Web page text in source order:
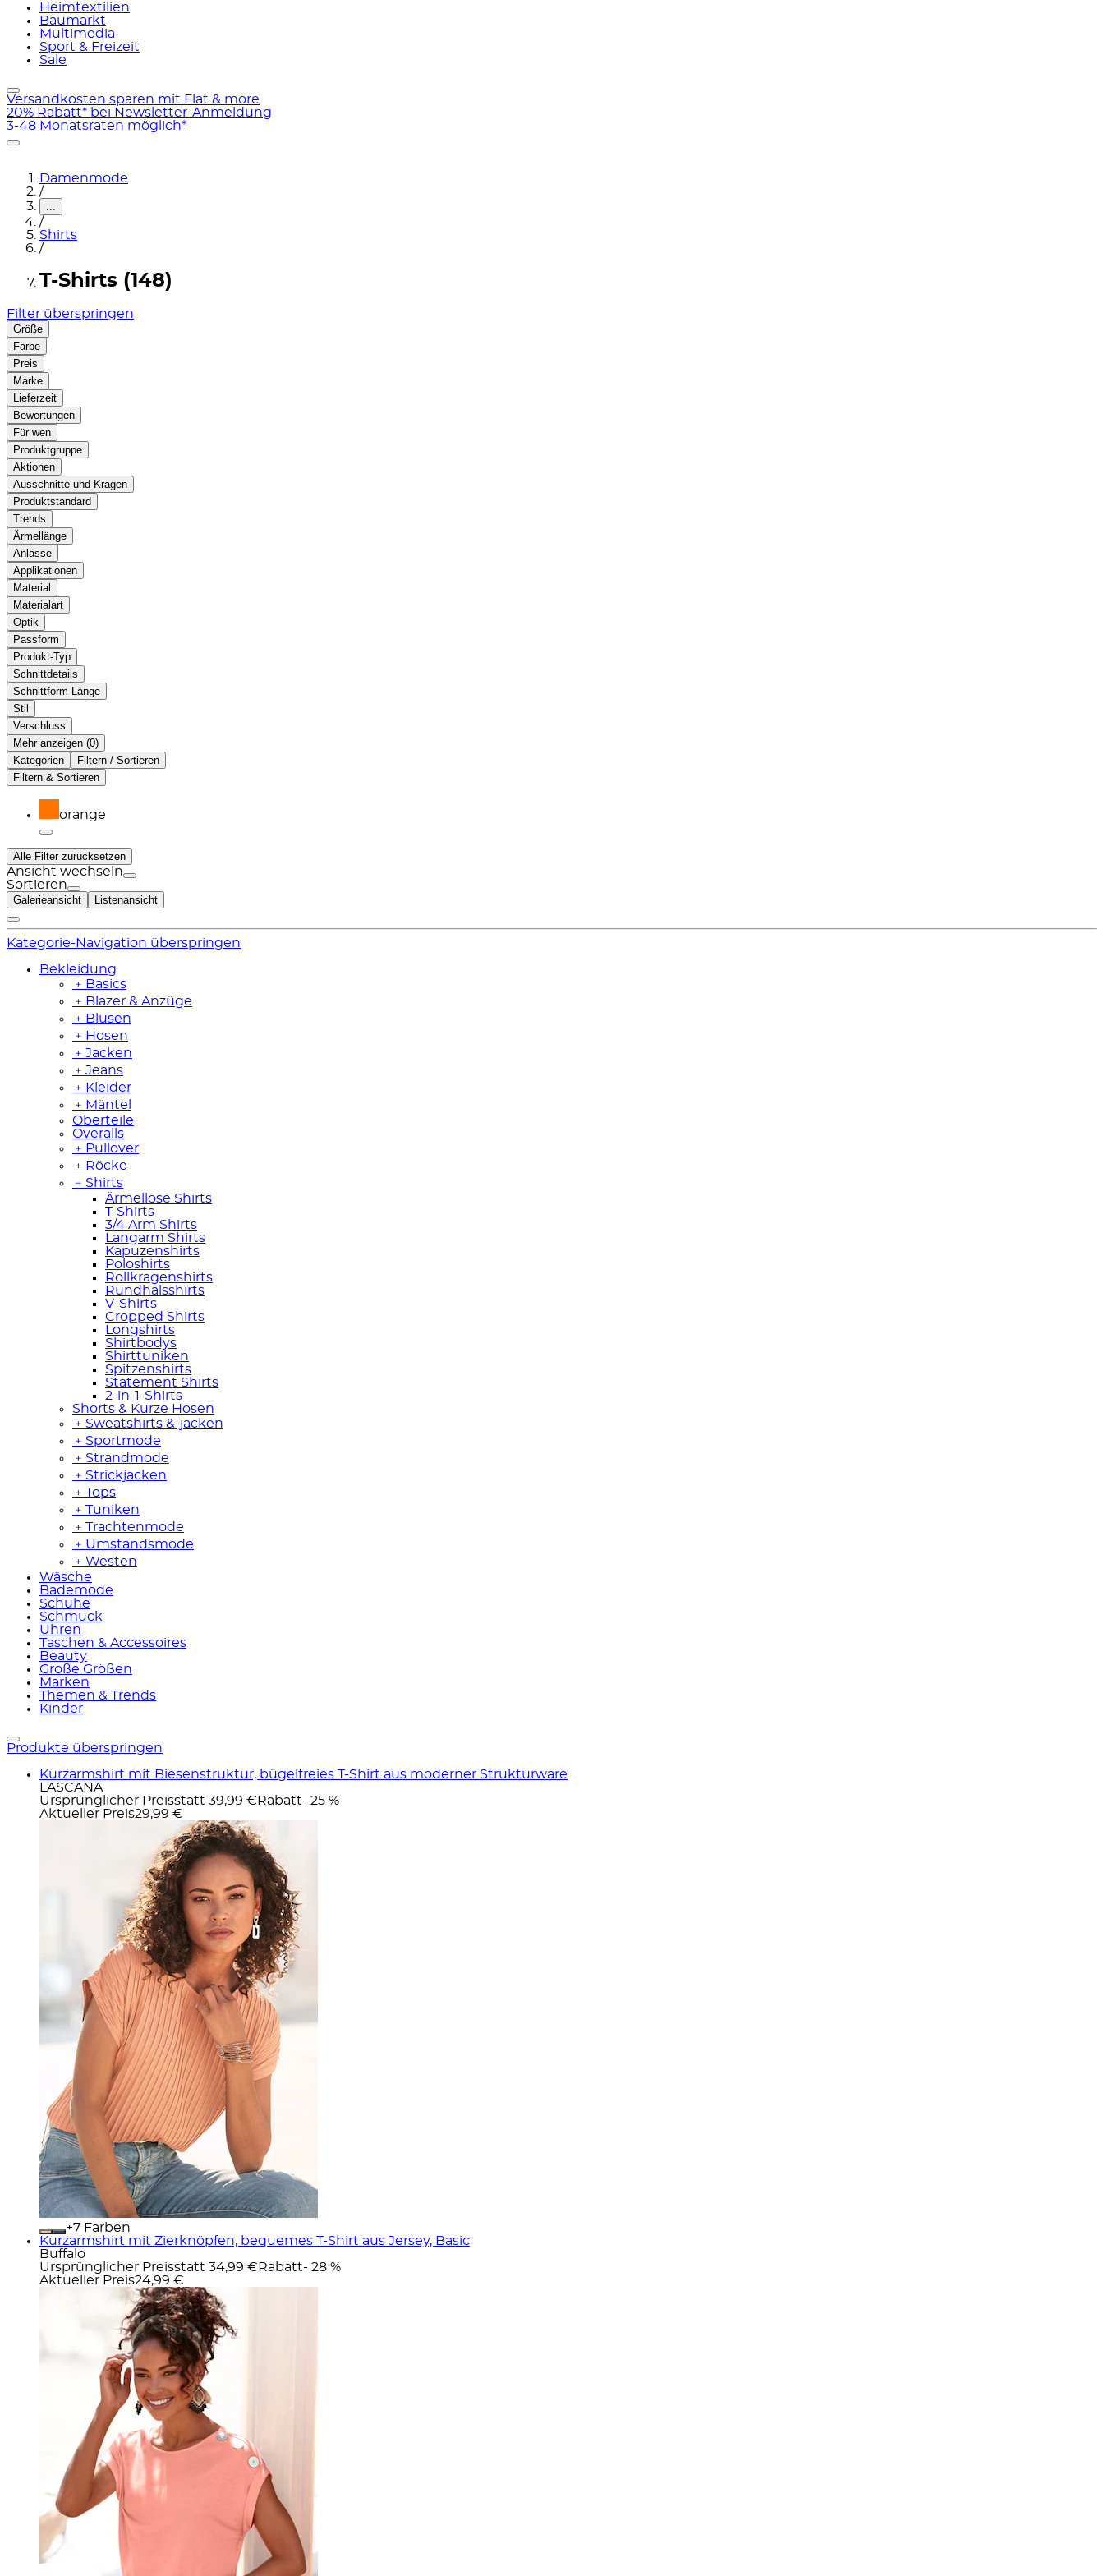
Heimtextilien
Baumarkt
Multimedia
Sport & Freizeit
Sale
Versandkosten sparen mit Flat & more
20% Rabatt* bei Newsletter-Anmeldung
3-48 Monatsraten möglich*
Damenmode
/
...
/
Shirts
/
T-Shirts (148)
Filter überspringen
Größe
Farbe
Preis
Marke
Lieferzeit
Bewertungen
Für wen
Produktgruppe
Aktionen
Ausschnitte und Kragen
Produktstandard
Trends
Ärmellänge
Anlässe
Applikationen
Material
Materialart
Optik
Passform
Produkt-Typ
Schnittdetails
Schnittform Länge
Stil
Verschluss
Mehr anzeigen ( )
Kategorien
Filtern / Sortieren
Filtern & Sortieren
orange
Alle Filter zurücksetzen
Ansicht wechseln
Sortieren
Galerieansicht Listenansicht
Kategorie-Navigation überspringen
Bekleidung
﹢ Basics
﹢ Blazer & Anzüge
﹢ Blusen
﹢ Hosen
﹢ Jacken
﹢ Jeans
﹢ Kleider
﹢ Mäntel
Oberteile
Overalls
﹢ Pullover
﹢ Röcke
﹣ Shirts
Ärmellose Shirts
T-Shirts
3/4 Arm Shirts
Langarm Shirts
Kapuzenshirts
Poloshirts
Rollkragenshirts
Rundhalsshirts
V-Shirts
Cropped Shirts
Longshirts
Shirtbodys
Shirttuniken
Spitzenshirts
Statement Shirts
2-in-1-Shirts
Shorts & Kurze Hosen
﹢ Sweatshirts &-jacken
﹢ Sportmode
﹢ Strandmode
﹢ Strickjacken
﹢ Tops
﹢ Tuniken
﹢ Trachtenmode
﹢ Umstandsmode
﹢ Westen
Wäsche
Bademode
Schuhe
Schmuck
Uhren
Taschen & Accessoires
Beauty
Große Größen
Marken
Themen & Trends
Kinder
Produkte überspringen
Kurzarmshirt mit Biesenstruktur, bügelfreies T-Shirt aus moderner Strukturware
LASCANA
Ursprünglicher Preisstatt 39,99 € Rabatt- 25 %
Aktueller Preis29,99 €
+
Farben
Kurzarmshirt mit Zierknöpfen, bequemes T-Shirt aus Jersey, Basic
Buffalo
Ursprünglicher Preisstatt 34,99 € Rabatt- 28 %
Aktueller Preis24,99 €